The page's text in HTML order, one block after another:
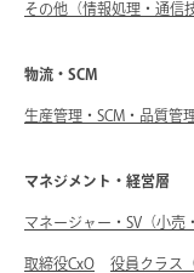
その他（情報処理・通信
物流・SCM
生産管理・SCM・品質管
マネジメント・経営層
マネージャー・SV（小売
取締役CxO 役員クラス